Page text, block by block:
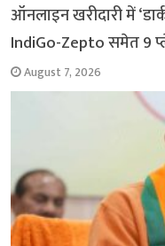
ऑनलाइन खरीदारी में
IndiGo-Zepto समेत 9
August 7, 2026